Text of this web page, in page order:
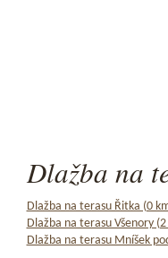
Dlažba na
Dlažba na terasu Řitka (0
Dlažba na terasu Všenory
Dlažba na terasu Mníšek